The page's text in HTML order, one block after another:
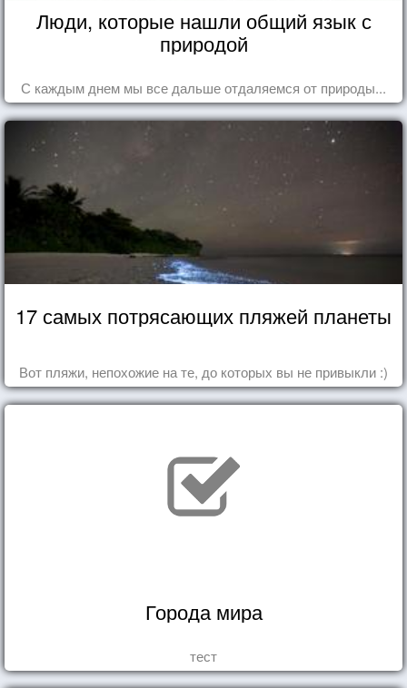
Люди, которые нашли общий язык с
природой
С каждым днем мы все дальше отдаляемся от природы...
17 самых потрясающих пляжей планеты
Вот пляжи, непохожие на те, до которых вы не привыкли :)
Города мира
тест